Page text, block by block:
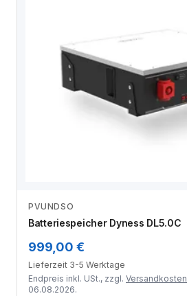
PVUNDSO
Batteriespeicher Dyness DL5.0C
999,00 €
Lieferzeit 3-5 Werktage
Endpreis inkl. USt., zzgl. Versandkosten
06.08.2026.